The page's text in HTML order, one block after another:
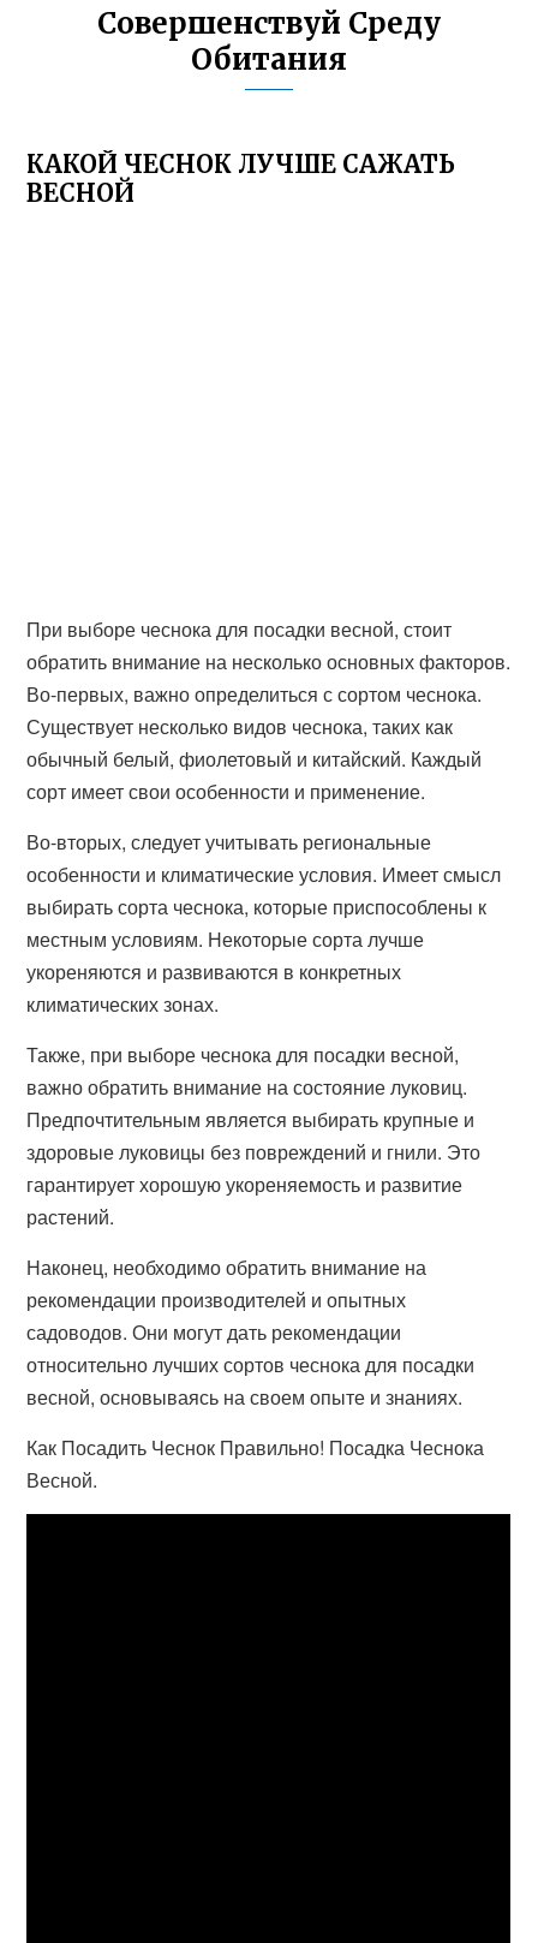
Совершенствуй Среду
Обитания
КАКОЙ ЧЕСНОК ЛУЧШЕ САЖАТЬ
ВЕСНОЙ
При выборе чеснока для посадки весной, стоит
обратить внимание на несколько основных факторов.
Во-первых, важно определиться с сортом чеснока.
Существует несколько видов чеснока, таких как
обычный белый, фиолетовый и китайский. Каждый
сорт имеет свои особенности и применение.
Во-вторых, следует учитывать региональные
особенности и климатические условия. Имеет смысл
выбирать сорта чеснока, которые приспособлены к
местным условиям. Некоторые сорта лучше
укореняются и развиваются в конкретных
климатических зонах.
Также, при выборе чеснока для посадки весной,
важно обратить внимание на состояние луковиц.
Предпочтительным является выбирать крупные и
здоровые луковицы без повреждений и гнили. Это
гарантирует хорошую укореняемость и развитие
растений.
Наконец, необходимо обратить внимание на
рекомендации производителей и опытных
садоводов. Они могут дать рекомендации
относительно лучших сортов чеснока для посадки
весной, основываясь на своем опыте и знаниях.
Как Посадить Чеснок Правильно! Посадка Чеснока
Весной.